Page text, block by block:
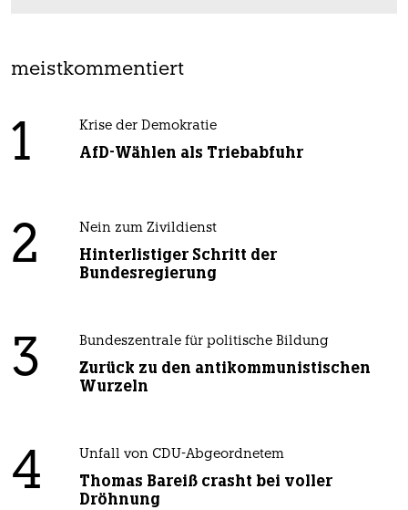
meistkommentiert
1 Krise der Demokratie
AfD-Wählen als Triebabfuhr
2 Nein zum Zivildienst
Hinterlistiger Schritt der
Bundesregierung
3 Bundeszentrale für politische Bildung
Zurück zu den antikommunistischen
Wurzeln
4 Unfall von CDU-Abgeordnetem
Thomas Bareiß crasht bei voller
Dröhnung